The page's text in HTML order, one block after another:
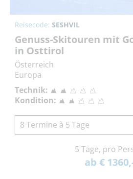
Reisecode: SESHVIL
Genuss-Skitouren mit
in Osttirol
Österreich
Europa
Technik:
Kondition:
8 Termine à 5 Tage
5 Tage, pro
ab €